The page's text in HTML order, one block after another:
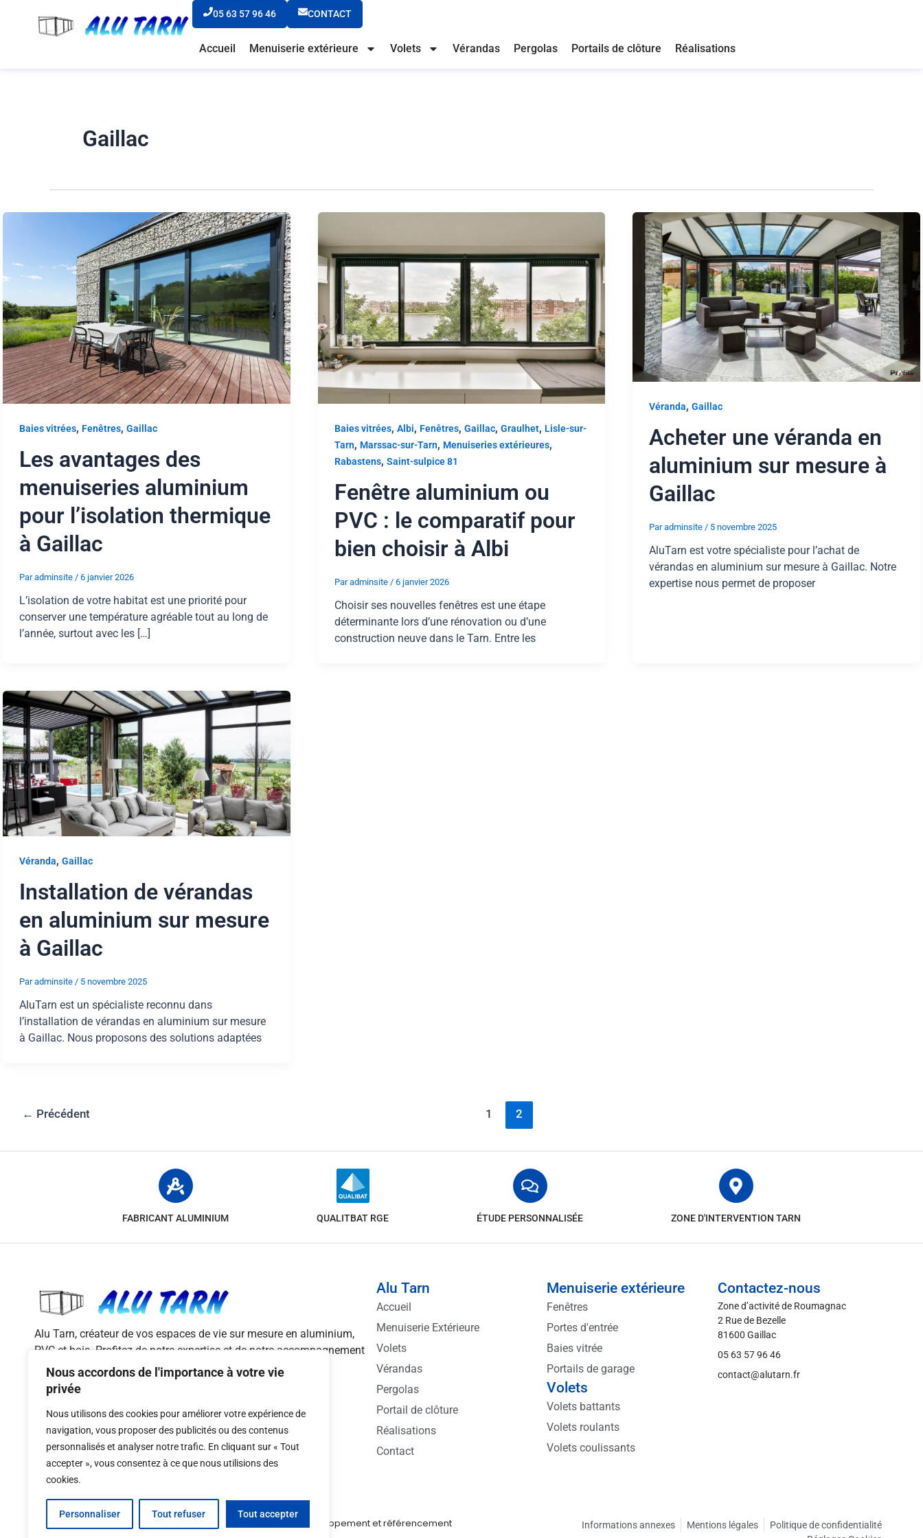
Nous accordons de l'importance à votre vie
privée
Nous utilisons des cookies pour améliorer votre expérience de
navigation, vous proposer des publicités ou des contenus
personnalisés et analyser notre trafic. En cliquant sur « Tout
accepter », vous consentez à ce que nous utilisions des
cookies.
Personnaliser Tout refuser Tout accepter
05 63 57 96 46 CONTACT
Accueil Menuiserie extérieure Volets Vérandas Pergolas Portails de clôture Réalisations
Gaillac
Baies vitrées, Fenêtres, Gaillac
Les avantages des
menuiseries aluminium
pour l’isolation thermique
à Gaillac
Paradminsite / 6 janvier 2026
L’isolation de votre habitat est une priorité pour
conserver une température agréable tout au long de
l’année, surtout avec les […]
Baies vitrées, Albi, Fenêtres, Gaillac, Graulhet, Lisle-sur-
Tarn, Marssac-sur-Tarn, Menuiseries extérieures,
Rabastens, Saint-sulpice 81
Fenêtre aluminium ou
PVC : le comparatif pour
bien choisir à Albi
Paradminsite / 6 janvier 2026
Choisir ses nouvelles fenêtres est une étape
déterminante lors d’une rénovation ou d’une
construction neuve dans le Tarn. Entre les
Véranda,Gaillac
Acheter une véranda en
aluminium sur mesure à
Gaillac
Paradminsite/ 5 novembre 2025
AluTarn est votre spécialiste pour l’achat de
vérandas en aluminium sur mesure à Gaillac. Notre
expertise nous permet de proposer
Véranda, Gaillac
Installation de vérandas
en aluminium sur mesure
à Gaillac
Paradminsite / 5 novembre 2025
AluTarn est un spécialiste reconnu dans
l’installation de vérandas en aluminium sur mesure
à Gaillac. Nous proposons des solutions adaptées
d’article
← Précédent 1 2
FABRICANT ALUMINIUM QUALITBAT RGE ÉTUDE PERSONNALISÉE ZONE D'INTERVENTION TARN
Alu Tarn, créateur de vos espaces de vie sur mesure en aluminium,
PVC et bois. Profitez de notre expertise et de notre accompagnement
pour des menuiseries de qualité et adaptées à vos besoins.
AVIS GOOGLE
i
k
e
d
Alu Tarn
Accueil
Menuiserie Extérieure
Volets
Vérandas
Pergolas
Portail de clôture
Réalisations
Contact
Menuiserie extérieure
Fenêtres
Portes d'entrée
Baies vitrée
Portails de garage
Volets
Volets battants
Volets roulants
Volets coulissants
Contactez-nous
Zone d’activité de Roumagnac
2 Rue de Bezelle
81600 Gaillac
05 63 57 96 46
contact@alutarn.fr
© 2026 Digital-i – Tous droits réservés. Conception, développement et référencement
Informations annexes Mentions légales
Politique de confidentialité